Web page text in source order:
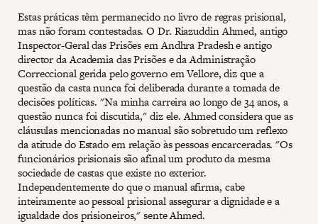
Estas práticas têm permanecido no livro de regras prisional,
mas não foram contestadas. O Dr. Riazuddin Ahmed, antigo
Inspector-Geral das Prisões em Andhra Pradesh e antigo
director da Academia das Prisões e da Administração
Correccional gerida pelo governo em Vellore, diz que a
questão da casta nunca foi deliberada durante a tomada de
decisões políticas. "Na minha carreira ao longo de 34 anos, a
questão nunca foi discutida," diz ele. Ahmed considera que as
cláusulas mencionadas no manual são sobretudo um reflexo
da atitude do Estado em relação às pessoas encarceradas. "Os
funcionários prisionais são afinal um produto da mesma
sociedade de castas que existe no exterior.
Independentemente do que o manual afirma, cabe
inteiramente ao pessoal prisional assegurar a dignidade e a
igualdade dos prisioneiros," sente Ahmed.